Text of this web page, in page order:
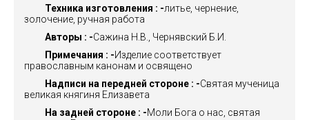
Техника изготовления : -литье, чернение,
золочение, ручная работа
Авторы : -Сажина Н.В., Чернявский Б.И.
Примечания : -Изделие соответствует
православным канонам и освящено
Надписи на передней стороне : -Святая мученица
великая княгиня Елизавета
На задней стороне : -Моли Бога о нас, святая